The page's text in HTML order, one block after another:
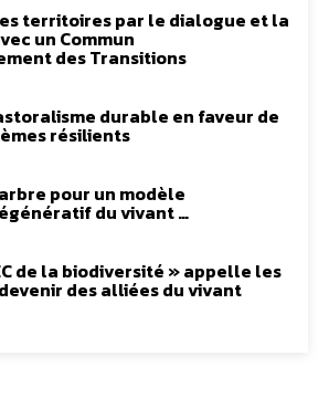
territoires par le dialogue et la
un Commun
des Transitions
durable en faveur de
résilients
pour un modèle
du vivant …
de la biodiversité » appelle les
des alliées du vivant